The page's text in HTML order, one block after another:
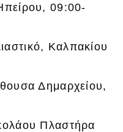
09:00-
Καλπακίου
Δημαρχείου,
Πλαστήρα